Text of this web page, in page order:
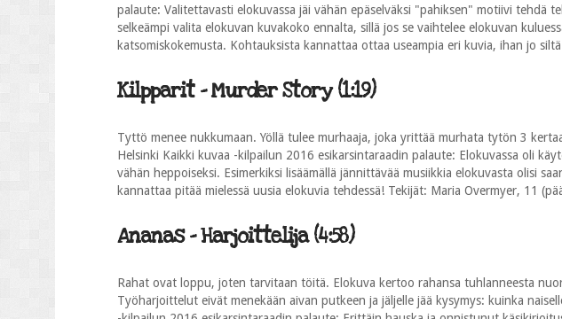
palaute: Valitettavasti elokuvassa jäi vähän epäselväksi "pahiksen" motiivi tehdä
selkeämpi valita elokuvan kuvakoko ennalta, sillä jos se vaihtelee elokuvan
katsomiskokemusta. Kohtauksista kannattaa ottaa useampia eri kuvia, ihan jo
Kilpparit - Murder Story (1:19)
Tyttö menee nukkumaan. Yöllä tulee murhaaja, joka yrittää murhata tytön 3
Helsinki Kaikki kuvaa -kilpailun 2016 esikarsintaraadin palaute: Elokuvassa oli
vähän heppoiseksi. Esimerkiksi lisäämällä jännittävää musiikkia elokuvasta olisi
kannattaa pitää mielessä uusia elokuvia tehdessä! Tekijät: Maria Overmyer, 11
Ananas - Harjoittelija (4:58)
Rahat ovat loppu, joten tarvitaan töitä. Elokuva kertoo rahansa tuhlanneesta
Työharjoittelut eivät menekään aivan putkeen ja jäljelle jää kysymys: kuinka